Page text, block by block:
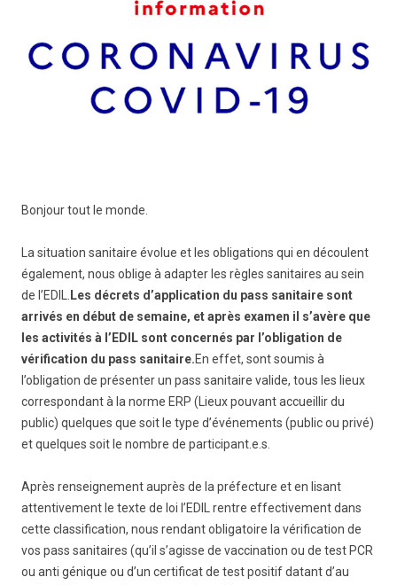
Bonjour tout le monde.
La situation sanitaire évolue et les obligations qui en découlent
également, nous oblige à adapter les règles sanitaires au sein
de l’EDIL. Les décrets d’application du pass sanitaire sont
arrivés en début de semaine, et après examen il s’avère que
les activités à l’EDIL sont concernés par l’obligation de
vérification du pass sanitaire.En effet, sont soumis à
l’obligation de présenter un pass sanitaire valide, tous les lieux
correspondant à la norme ERP (Lieux pouvant accueillir du
public) quelques que soit le type d’événements (public ou privé)
et quelques soit le nombre de participant.e.s.
Après renseignement auprès de la préfecture et en lisant
attentivement le texte de loi l’EDIL rentre effectivement dans
cette classification, nous rendant obligatoire la vérification de
vos pass sanitaires (qu’il s’agisse de vaccination ou de test PCR
ou anti génique ou d’un certificat de test positif datant d’au